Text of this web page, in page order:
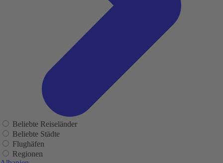
Beliebte Reiseländer
Beliebte Städte
Flughäfen
Regionen